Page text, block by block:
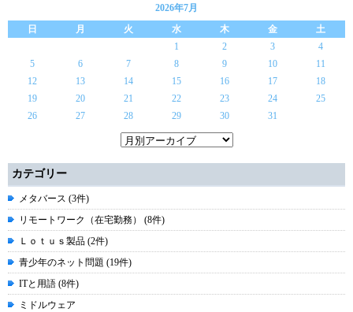
2026年7月
日
月 火 水 木 金
土
1
2 3
4
5
6 7 8 9 10
11
12
13 14 15 16 17
18
19
20 21 22 23 24
25
26
27 28 29 30 31
カテゴリー
メタバース (3件)
リモートワーク（在宅勤務） (8件)
Ｌｏｔｕｓ製品 (2件)
青少年のネット問題 (19件)
ITと用語 (8件)
ミドルウェア